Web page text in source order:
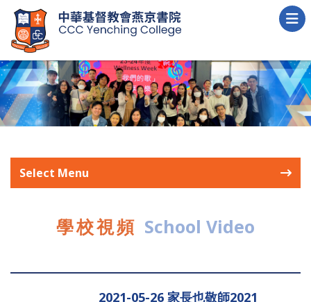
Select Menu
學校視頻 School Video
2021-05-26 家長也敬師2021